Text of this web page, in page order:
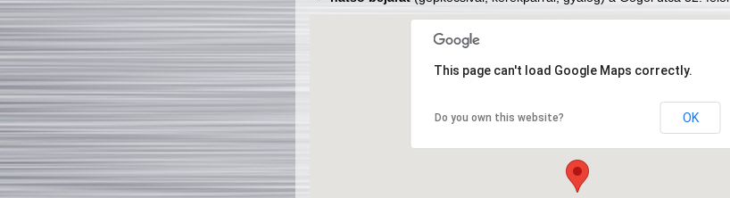
This page can't load Google Maps correctly.
Do you own this website? OK